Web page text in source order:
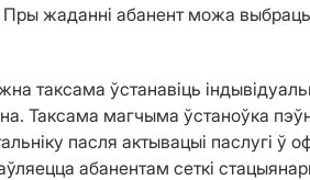
Пры жаданні абанент можа
таксама ўстанавіць
Таксама магчыма ўстаноўка
пасля актывацыі паслугі ў
абанентам сеткі